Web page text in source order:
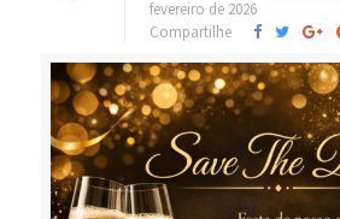
fevereiro de 2026
Compartilhe